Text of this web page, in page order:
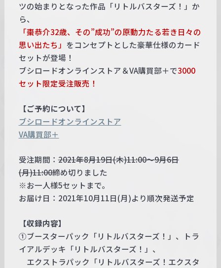
ツの始まりとなった作品「リトルバスターズ！」か
ら、
「棗恭介32歳、その”成功”の原動力たる若き日々の
思い出たち」 をコンセプトとした豪華仕様のカード
セットが登場！
ブシロードオンラインストア＆VA購買部＋で3000
セット限定受注販売！
【ご予約について】
ブシロードオンラインストア
VA購買部＋
受注期間：2021年8月19日(木)11:00～9月6日
(月)11:00締め切りました
※お一人様5セットまで。
お届け日：2021年10月11日(月)より順次発送予定
【収録内容】
①ブースターパック「リトルバスターズ！」、トラ
イアルデッキ「リトルバスターズ！」、
エクストラパック「リトルバスターズ！エクスタ